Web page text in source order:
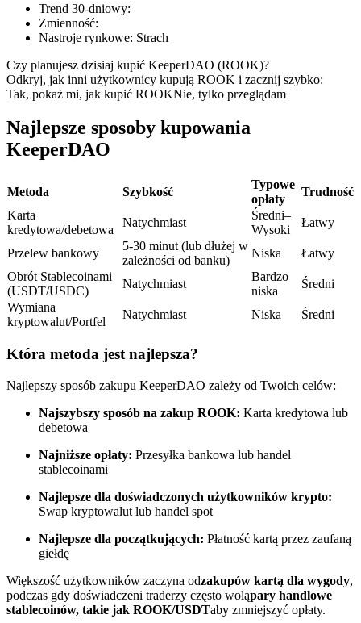
Kontrakty terminowe na USDC
Kontrakty futures wykorzystujące USDC jako zabezpieczenie
Kopiowanie Transakcji
Dołącz do najlepszych traderów
Zostań traderem kopiującym
Ciesz się podziałem zysków i prowizjami z kopiowania
transakcji
Trend 30-dniowy:
Zmienność:
Nastroje rynkowe: Strach
Czy planujesz dzisiaj kupić KeeperDAO (ROOK)?
Odkryj, jak inni użytkownicy kupują ROOK i zacznij szybko:
Tak, pokaż mi, jak kupić ROOKNie, tylko przeglądam
Najlepsze sposoby kupowania
KeeperDAO
Metoda Szybkość
Typowe
opłaty
Trudność
Karta
kredytowa/debetowa
Natychmiast
Średni–
Wysoki
Łatwy
Przelew bankowy
5-30 minut (lub dłużej w
zależności od banku)
Niska
Łatwy
Obrót Stablecoinami
(USDT/USDC)
Natychmiast
Bardzo
niska
Średni
Wymiana
kryptowalut/Portfel
Natychmiast Niska Średni
Która metoda jest najlepsza?
Najlepszy sposób zakupu KeeperDAO zależy od Twoich celów:
Najszybszy sposób na zakup ROOK: Karta kredytowa lub
debetowa
Najniższe opłaty: Przesyłka bankowa lub handel
stablecoinami
Najlepsze dla doświadczonych użytkowników krypto:
Swap kryptowalut lub handel spot
Najlepsze dla początkujących: Płatność kartą przez zaufaną
giełdę
Większość użytkowników zaczyna odzakupów kartą dla wygody,
podczas gdy doświadczeni traderzy często woląpary handlowe
stablecoinów, takie jak ROOK/USDTaby zmniejszyć opłaty.